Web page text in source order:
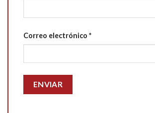
Correo electrónico *